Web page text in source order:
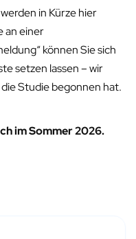
in Kürze hier
an einer
können Sie sich
setzen lassen – wir
Studie begonnen hat.
im Sommer 2026.